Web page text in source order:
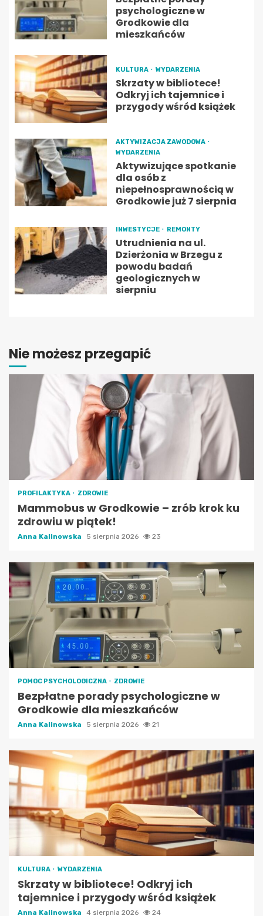
psychologiczne w
Grodkowie dla
mieszkańców
KULTURA WYDARZENIA
Skrzaty w bibliotece!
Odkryj ich tajemnice i
przygody wśród książek
AKTYWIZACJA ZAWODOWA
WYDARZENIA
Aktywizujące spotkanie
dla osób z
niepełnosprawnością w
Grodkowie już 7 sierpnia
INWESTYCJE REMONTY
Utrudnienia na ul.
Dzierżonia w Brzegu z
powodu badań
geologicznych w
sierpniu
Nie możesz przegapić
PROFILAKTYKA ZDROWIE
Mammobus w Grodkowie – zrób krok ku
zdrowiu w piątek!
Anna Kalinowska 5 sierpnia 2026 23
POMOC PSYCHOLOGICZNA ZDROWIE
Bezpłatne porady psychologiczne w
Grodkowie dla mieszkańców
Anna Kalinowska 5 sierpnia 2026 21
KULTURA WYDARZENIA
Skrzaty w bibliotece! Odkryj ich
tajemnice i przygody wśród książek
Anna Kalinowska 4 sierpnia 2026 24